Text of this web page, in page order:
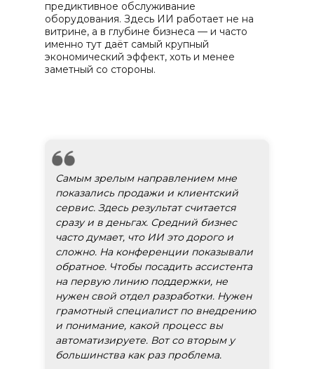
предиктивное обслуживание
оборудования. Здесь ИИ работает не на
витрине, а в глубине бизнеса — и часто
именно тут даёт самый крупный
экономический эффект, хоть и менее
заметный со стороны.
Самым зрелым направлением мне
показались продажи и клиентский
сервис. Здесь результат считается
сразу и в деньгах. Средний бизнес
часто думает, что ИИ это дорого и
сложно. На конференции показывали
обратное. Чтобы посадить ассистента
на первую линию поддержки, не
нужен свой отдел разработки. Нужен
грамотный специалист по внедрению
и понимание, какой процесс вы
автоматизируете. Вот со вторым у
большинства как раз проблема.